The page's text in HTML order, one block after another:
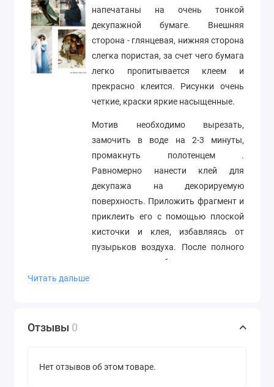
напечатаны на очень тонкой
декупажной бумаге. Внешняя
сторона - глянцевая, нижняя сторона
слегка пористая, за счет чего бумага
легко пропитывается клеем и
прекрасно клеится. Рисунки очень
четкие, краски яркие насыщенные.
Мотив необходимо вырезать,
замочить в воде на 2-3 минуты,
промакнуть полотенцем .
Равномерно нанести клей для
декупажа на декорируемую
поверхность. Приложить фрагмент и
приклеить его с помощью плоской
кисточки и клея, избавляясь от
пузырьков воздуха. После полного
высыхания необходимо покрыть
Читать дальше
Отзывы 0
Нет отзывов об этом товаре.